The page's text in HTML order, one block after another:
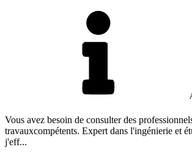
Vous avez besoin de consulter des
travauxcompétents. Expert dans l'ingénierie et
j'eff...